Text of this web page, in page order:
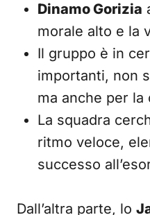
Dinamo Gorizia
morale alto e la
Il gruppo è in
importanti, non
ma anche per
La squadra
ritmo veloce,
successo
Dall’altra parte, lo